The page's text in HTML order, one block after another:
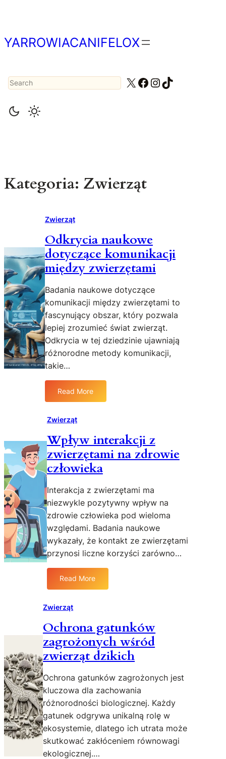
treści
YARROWIACANIFELOX
Search X Facebook
Instagram
TikTok
Kategoria: Zwierząt
Zwierząt
Odkrycia naukowe
dotyczące komunikacji
między zwierzętami
Badania naukowe dotyczące
komunikacji między zwierzętami to
fascynujący obszar, który pozwala
lepiej zrozumieć świat zwierząt.
Odkrycia w tej dziedzinie ujawniają
różnorodne metody komunikacji,
takie…
Read More
d
r
y
c
i
n
a
u
k
o
w
d
z
ą
e
o
m
u
n
i
k
a
Zwierząt
Wpływ interakcji z
zwierzętami na zdrowie
człowieka
Interakcja z zwierzętami ma
niezwykle pozytywny wpływ na
zdrowie człowieka pod wieloma
względami. Badania naukowe
wykazały, że kontakt ze zwierzętami
przynosi liczne korzyści zarówno…
Read More
y
w
i
n
e
r
a
k
c
j
i
Zwierząt
Ochrona gatunków
zagrożonych wśród
zwierząt dzikich
Ochrona gatunków zagrożonych jest
kluczowa dla zachowania
różnorodności biologicznej. Każdy
gatunek odgrywa unikalną rolę w
ekosystemie, dlatego ich utrata może
skutkować zakłóceniem równowagi
ekologicznej.…